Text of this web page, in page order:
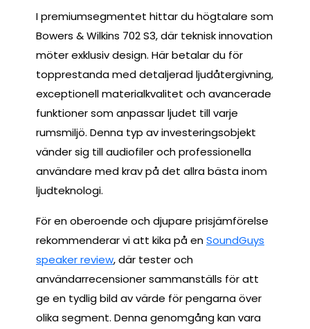
I premiumsegmentet hittar du högtalare som
Bowers & Wilkins 702 S3, där teknisk innovation
möter exklusiv design. Här betalar du för
topprestanda med detaljerad ljudåtergivning,
exceptionell materialkvalitet och avancerade
funktioner som anpassar ljudet till varje
rumsmiljö. Denna typ av investeringsobjekt
vänder sig till audiofiler och professionella
användare med krav på det allra bästa inom
ljudteknologi.
För en oberoende och djupare prisjämförelse
rekommenderar vi att kika på enSoundGuys
speaker review, där tester och
användarrecensioner sammanställs för att
ge en tydlig bild av värde för pengarna över
olika segment. Denna genomgång kan vara